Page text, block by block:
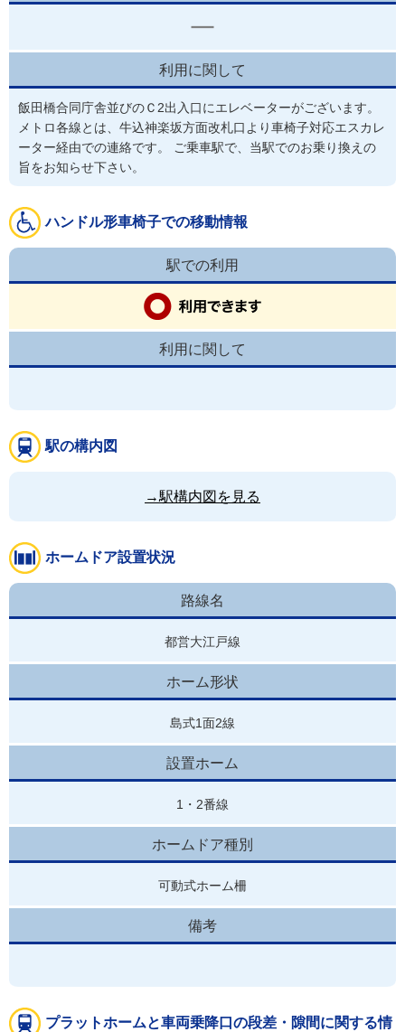
利用に関して
飯田橋合同庁舎並びのＣ2出入口にエレベーターがございます。
メトロ各線とは、牛込神楽坂方面改札口より車椅子対応エスカレ
ーター経由での連絡です。 ご乗車駅で、当駅でのお乗り換えの
旨をお知らせ下さい。
ハンドル形車椅子での移動情報
駅での利用
利用に関して
駅の構内図
→駅構内図を見る
ホームドア設置状況
路線名
都営大江戸線
ホーム形状
島式1面2線
設置ホーム
1・2番線
ホームドア種別
可動式ホーム柵
備考
プラットホームと車両乗降口の段差・隙間に関する情